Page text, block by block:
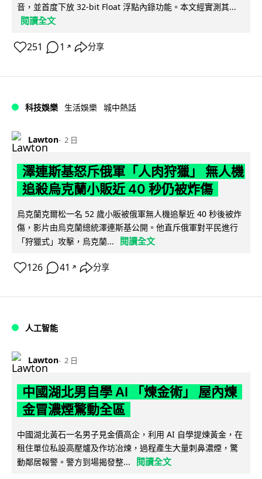
音，並首度下放 32-bit Float 浮點內錄功能。本文經實測其...
閱讀全文
251 1 ↗ 分享
科技娛樂 生活娛樂 城中熱話
Lawton 2 日
澤連斯基怒斥俄軍「人肉狩獵」 無人機
追殺烏克蘭小販近 40 秒仍被炸傷
烏克蘭克爾松一名 52 歲小販被俄軍無人機追擊近 40 秒後被炸
傷，影片由烏克蘭總統澤連斯基公開。他直斥俄軍對平民進行
「狩獵式」攻擊，烏克蘭...
閱讀全文
126 41 ↗ 分享
人工智能
Lawton 2 日
中國湖北男自學 AI 「煉金術」 屋內煉
金冒濃煙驚動全區
中國湖北黃石一名男子見金價高企，利用 AI 自學提煉黃金，在
租住單位私設高壓爐及作坊冶煉，過程產生大量刺鼻濃煙，驚
動鄰居報警。警方到場揭發整...
閱讀全文